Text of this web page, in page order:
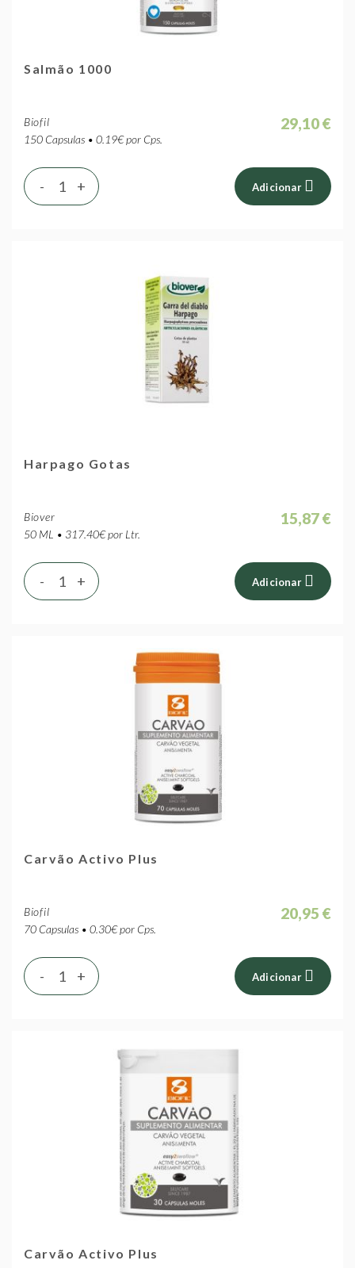
Salmão 1000
Biofil
150 Capsulas • 0.19€ por Cps.
29,10 €
+
- Adicionar
Harpago Gotas
Biover
50 ML • 317.40€ por Ltr.
15,87 €
+
- Adicionar
Carvão Activo Plus
Biofil
70 Capsulas • 0.30€ por Cps.
20,95 €
+
- Adicionar
Carvão Activo Plus